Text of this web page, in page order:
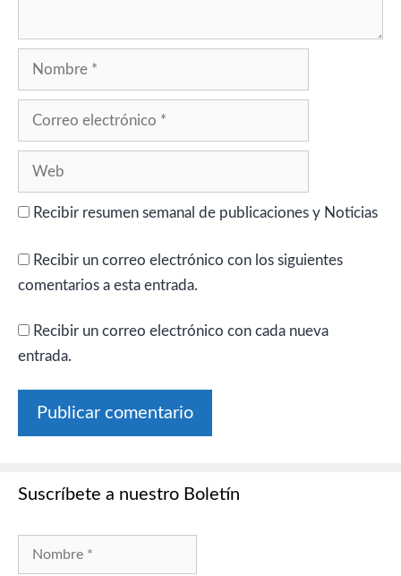
Recibir resumen semanal de publicaciones y Noticias
Recibir un correo electrónico con los siguientes
comentarios a esta entrada.
Recibir un correo electrónico con cada nueva
entrada.
Suscríbete a nuestro Boletín